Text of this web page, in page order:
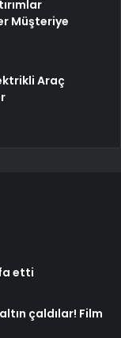
Müşteriye
Araç
etti
çaldılar! Film